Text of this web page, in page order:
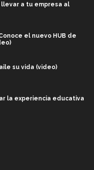
llevar a tu empresa al
el nuevo HUB de
su vida (video)
la experiencia educativa